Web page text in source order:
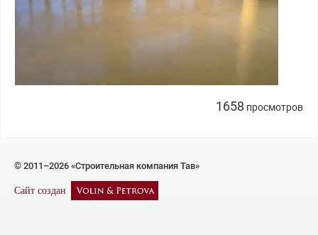
1658 просмотров
© 2011–2026 «Строительная компания Тав»
Сайт создан